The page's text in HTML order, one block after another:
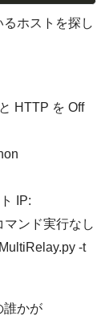
ホストを探し
HTTP を Off
IP:
ンド実行なし
-t
誰かが